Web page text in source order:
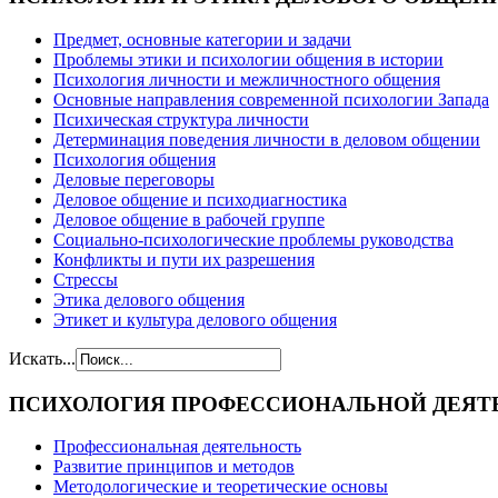
Предмет, основные категории и задачи
Проблемы этики и психологии общения в истории
Психология личности и межличностного общения
Основные направления современной психологии Запада
Психическая структура личности
Детерминация поведения личности в деловом общении
Психология общения
Деловые переговоры
Деловое общение и психодиагностика
Деловое общение в рабочей группе
Cоциально-психологические проблемы руководства
Конфликты и пути их разрешения
Стрессы
Этика делового общения
Этикет и культура делового общения
Искать...
ПСИХОЛОГИЯ ПРОФЕССИОНАЛЬНОЙ
Профессиональная деятельность
Развитие принципов и методов
Методологические и теоретические основы